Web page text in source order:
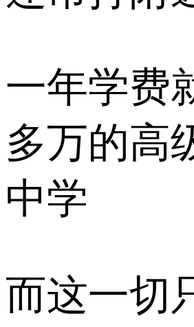
一年学费
多万的高
中学
而这一切